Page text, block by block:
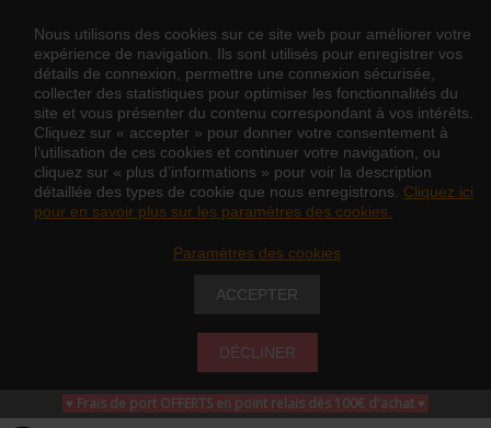
Nous utilisons des cookies sur ce site web pour améliorer votre
expérience de navigation. Ils sont utilisés pour enregistrer vos
détails de connexion, permettre une connexion sécurisée,
collecter des statistiques pour optimiser les fonctionnalités du
site et vous présenter du contenu correspondant à vos intérêts.
Cliquez sur « accepter » pour donner votre consentement à
l’utilisation de ces cookies et continuer votre navigation, ou
cliquez sur « plus d’informations » pour voir la description
détaillée des types de cookie que nous enregistrons. Cliquez ici
pour en savoir plus sur les paramètres des cookies.
Paramètres des cookies
ACCEPTER
DÉCLINER
♥ Frais de port OFFERTS en point relais dès 100€ d'achat ♥